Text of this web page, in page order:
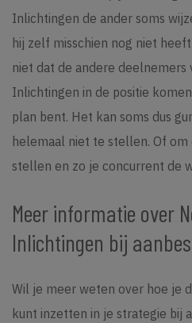
Inlichtingen de ander soms
hij zelf misschien nog niet
niet dat de andere deelnemers
Inlichtingen in de positie
plan bent. Het kan soms dus
helemaal niet te stellen. Of
stellen en zo je concurrent de
Meer informatie over
Inlichtingen bij
Wil je meer weten over hoe je
kunt inzetten in je strategie bij